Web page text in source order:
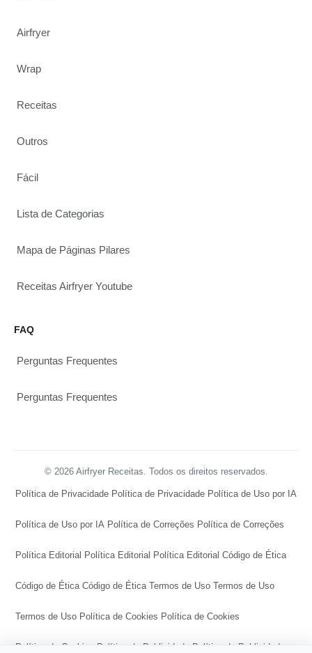
Airfryer
Wrap
Receitas
Outros
Fácil
Lista de Categorias
Mapa de Páginas Pilares
Receitas Airfryer Youtube
FAQ
Perguntas Frequentes
Perguntas Frequentes
© 2026 Airfryer Receitas. Todos os direitos reservados.
Política de Privacidade Política de Privacidade Política de Uso por IA
Política de Uso por IA Política de Correções Política de Correções
Política Editorial Política Editorial Política Editorial Código de Ética
Código de Ética Código de Ética Termos de Uso Termos de Uso
Termos de Uso Política de Cookies Política de Cookies
Política de Cookies Política de Publicidade Política de Publicidade